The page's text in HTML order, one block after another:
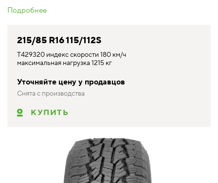
Подробнее
215/85 R16 115/112S
T429320 индекс скорости 180 км/ч
максимальная нагрузка 1215 кг
Уточняйте цену у продавцов
Снята с производства
КУПИТЬ